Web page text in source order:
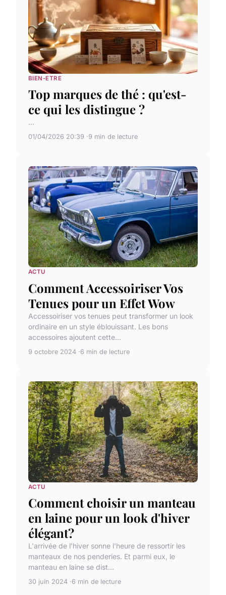
BIEN-ETRE
Top marques de thé : qu'est-
ce qui les distingue ?
...
01/04/2026 20:39 9 min de lecture
ACTU
Comment Accessoiriser Vos
Tenues pour un Effet Wow
Accessoiriser vos tenues peut transformer un look
ordinaire en un style éblouissant. Les bons
accessoires ajoutent cette...
9 octobre 2024 6 min de lecture
ACTU
Comment choisir un manteau
en laine pour un look d'hiver
élégant?
L'arrivée de l'hiver sonne l'heure de ressortir les
manteaux de nos penderies. Et parmi eux, le
manteau en laine se dist...
30 juin 2024 6 min de lecture